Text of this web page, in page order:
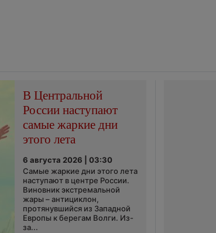
В Центральной
России наступают
самые жаркие дни
этого лета
6 августа 2026 | 03:30
Самые жаркие дни этого лета
наступают в центре России.
Виновник экстремальной
жары – антициклон,
протянувшийся из Западной
Европы к берегам Волги. Из-
за...